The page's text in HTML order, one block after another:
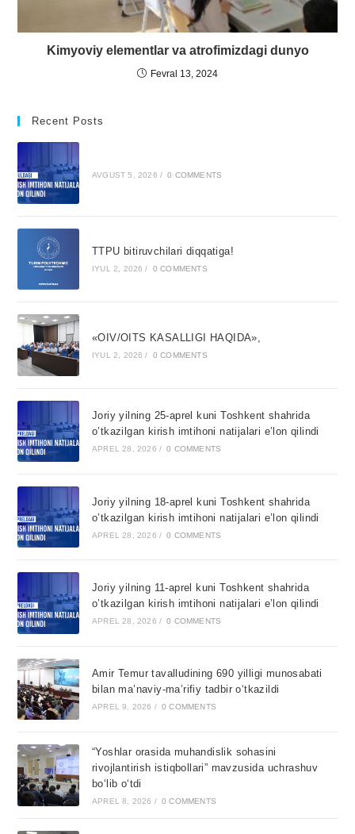
Kimyoviy elementlar va atrofimizdagi dunyo
Fevral 13, 2024
Recent Posts
AVGUST 5, 2026 / 0 COMMENTS
TTPU bitiruvchilari diqqatiga!
IYUL 2, 2026 / 0 COMMENTS
«OIV/OITS KASALLIGI HAQIDA»,
IYUL 2, 2026 / 0 COMMENTS
Joriy yilning 25-aprel kuni Toshkent shahrida
o’tkazilgan kirish imtihoni natijalari e’lon qilindi
APREL 28, 2026 / 0 COMMENTS
Joriy yilning 18-aprel kuni Toshkent shahrida
o’tkazilgan kirish imtihoni natijalari e’lon qilindi
APREL 28, 2026 / 0 COMMENTS
Joriy yilning 11-aprel kuni Toshkent shahrida
o’tkazilgan kirish imtihoni natijalari e’lon qilindi
APREL 28, 2026 / 0 COMMENTS
Amir Temur tavalludining 690 yilligi munosabati
bilan ma’naviy-ma’rifiy tadbir o‘tkazildi
APREL 9, 2026 / 0 COMMENTS
“Yoshlar orasida muhandislik sohasini
rivojlantirish istiqbollari” mavzusida uchrashuv
bo‘lib o‘tdi
APREL 8, 2026 / 0 COMMENTS